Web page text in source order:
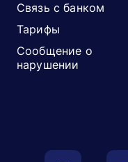
Связь с банком
Тарифы
Сообщение о
нарушении